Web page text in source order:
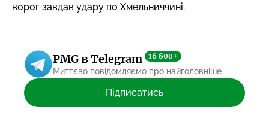
ворог завдав удару по Хмельниччині.
PMG в Telegram 16 800+
Миттєво повідомляємо про найголовніше
Підписатись